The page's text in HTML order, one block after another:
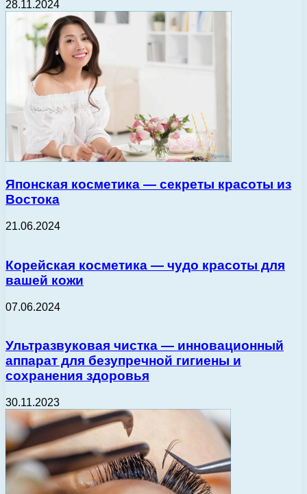
28.11.2024
Японская косметика — секреты красоты из
Востока
21.06.2024
Корейская косметика — чудо красоты для
вашей кожи
07.06.2024
Ультразвуковая чистка — инновационный
аппарат для безупречной гигиены и
сохранения здоровья
30.11.2023